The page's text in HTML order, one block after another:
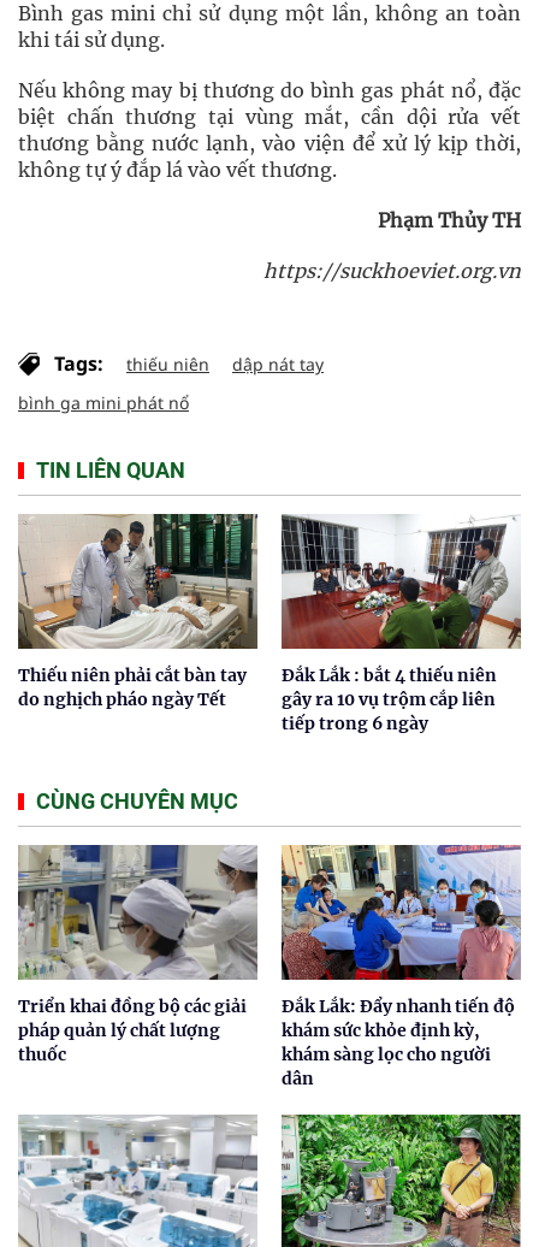
Bình gas mini chỉ sử dụng một lần, không an toàn
khi tái sử dụng.
Nếu không may bị thương do bình gas phát nổ, đặc
biệt chấn thương tại vùng mắt, cần dội rửa vết
thương bằng nước lạnh, vào viện để xử lý kịp thời,
không tự ý đắp lá vào vết thương.
Phạm Thủy TH
https://suckhoeviet.org.vn
Tags: thiếu niên
dập nát tay
bình ga mini phát nổ
TIN LIÊN QUAN
Thiếu niên phải cắt bàn tay
do nghịch pháo ngày Tết
Đắk Lắk : bắt 4 thiếu niên
gây ra 10 vụ trộm cắp liên
tiếp trong 6 ngày
CÙNG CHUYÊN MỤC
Triển khai đồng bộ các giải
pháp quản lý chất lượng
thuốc
Đắk Lắk: Đẩy nhanh tiến độ
khám sức khỏe định kỳ,
khám sàng lọc cho người
dân